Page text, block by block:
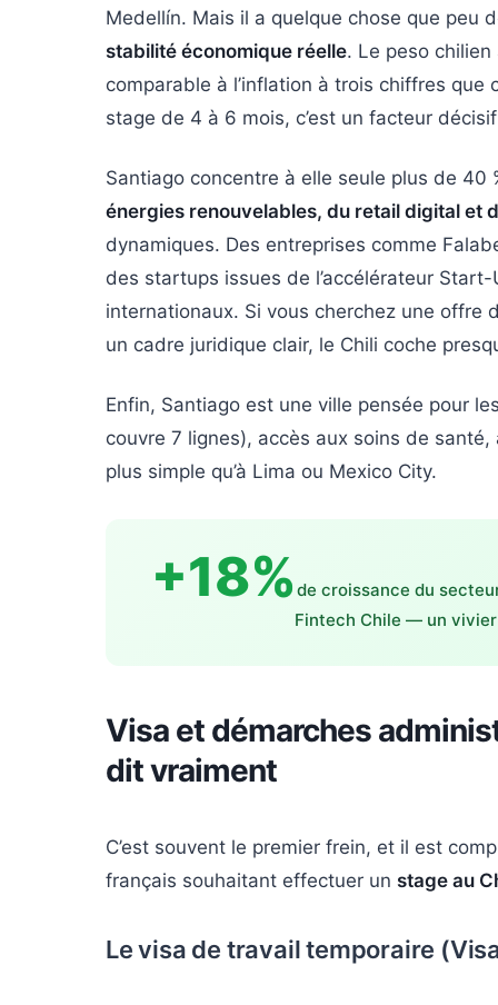
Medellín. Mais il a quelque chose que
stabilité économique réelle. Le peso
comparable à l’inflation à trois chiffres que
stage de 4 à 6 mois, c’est un facteur
Santiago concentre à elle seule plus de
énergies renouvelables, du retail digital et
dynamiques. Des entreprises comme
des startups issues de l’accélérateur
internationaux. Si vous cherchez une offre
un cadre juridique clair, le Chili coche
Enfin, Santiago est une ville pensée pour
couvre 7 lignes), accès aux soins de
plus simple qu’à Lima ou Mexico City.
+18% de croissance du
Fintech Chile — un vivier
Visa et démarches
dit vraiment
C’est souvent le premier frein, et il est
français souhaitant effectuer un stage au
Le visa de travail temporaire